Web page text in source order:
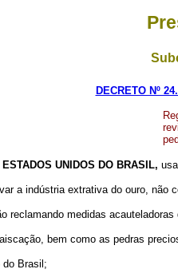
DECRETO Nº
UNIDOS DO BRASIL,
a indústria extrativa do ouro,
reclamando medidas
bem como as pedras
do Brasil;